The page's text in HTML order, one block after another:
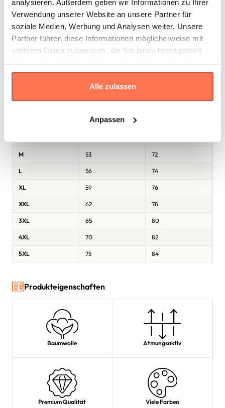
analysieren. Außerdem geben wir Informationen zu Ihrer
Verwendung unserer Website an unsere Partner für
soziale Medien, Werbung und Analysen weiter. Unsere
Partner führen diese Informationen möglicherweise mit
weiteren Daten zusammen, die Sie ihnen bereitgestellt
gesammelt haben.
Alle zulassen
Anpassen
angegeben. Eine Abweichung bis zu ±2 cm ist üblich und gilt als
Breite
M 53 72
L 56 74
XL 59 76
XXL 62 78
3XL 65 80
4XL 70 82
5XL 75 84
Produkteigenschaften
Baumwolle Atmungsaktiv
Premium Qualität Viele Farben